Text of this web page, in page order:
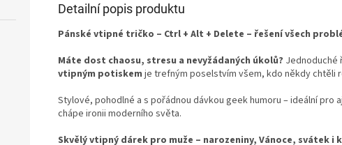
Detailní popis produktu
Pánské vtipné tričko – Ctrl + Alt + Delete – řešení všech
Máte dost chaosu, stresu a nevyžádaných úkolů? Jednoduché
vtipným potiskem je trefným poselstvím všem, kdo někdy chtěli
Stylové, pohodlné a s pořádnou dávkou geek humoru – ideální
chápe ironii moderního světa.
Skvělý vtipný dárek pro muže – narozeniny, Vánoce, svátek i